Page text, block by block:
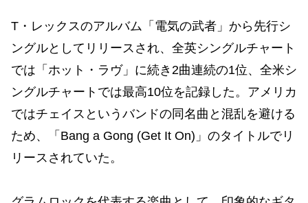
T・レックスのアルバム「電気の武者」から先行シ
ングルとしてリリースされ、全英シングルチャート
では「ホット・ラヴ」に続き2曲連続の1位、全米シ
ングルチャートでは最高10位を記録した。アメリカ
ではチェイスというバンドの同名曲と混乱を避ける
ため、「Bang a Gong (Get It On)」のタイトルでリ
リースされていた。